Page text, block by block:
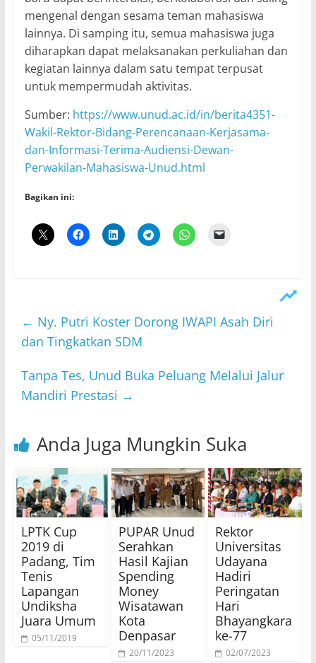
mengenal dengan sesama teman mahasiswa
lainnya. Di samping itu, semua mahasiswa juga
diharapkan dapat melaksanakan perkuliahan dan
kegiatan lainnya dalam satu tempat terpusat
untuk mempermudah aktivitas.
Sumber: https://www.unud.ac.id/in/berita4351-
Wakil-Rektor-Bidang-Perencanaan-Kerjasama-
dan-Informasi-Terima-Audiensi-Dewan-
Perwakilan-Mahasiswa-Unud.html
Bagikan ini:
← Ny. Putri Koster Dorong IWAPI Asah Diri
dan Tingkatkan SDM
Tanpa Tes, Unud Buka Peluang Melalui Jalur
Mandiri Prestasi →
Anda Juga Mungkin Suka
LPTK Cup
2019 di
Padang, Tim
Tenis
Lapangan
Undiksha
Juara Umum
05/11/2019
PUPAR Unud
Serahkan
Hasil Kajian
Spending
Money
Wisatawan
Kota
Denpasar
20/11/2023
Rektor
Universitas
Udayana
Hadiri
Peringatan
Hari
Bhayangkara
ke-77
02/07/2023